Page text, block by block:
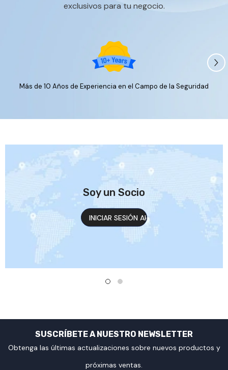
exclusivos para tu negocio.
Más de 10 Años de Experiencia en el Campo de la Seguridad
Soy un Socio
INICIAR SESIÓN AHORA
SUSCRÍBETE A NUESTRO NEWSLETTER
Obtenga las últimas actualizaciones sobre nuevos productos y
próximas ventas.